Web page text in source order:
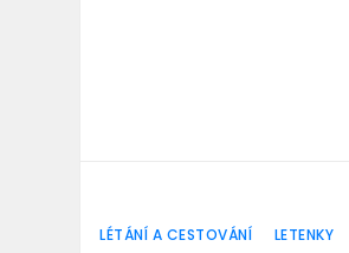
LÉTÁNÍ A CESTOVÁNÍ LETENKY